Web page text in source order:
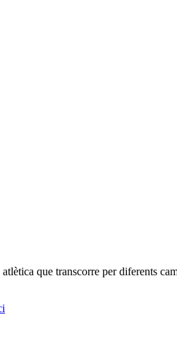
que transcorre per diferents